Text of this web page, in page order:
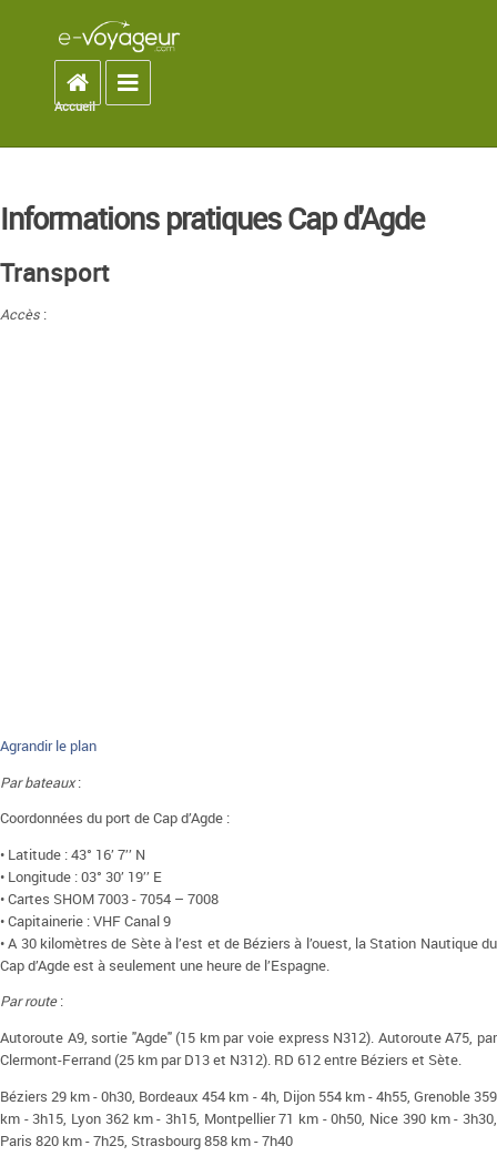
Accueil
Toggle navigation
Accueil
Informations pratiques Cap d'Agde
Transport
Accès :
Agrandir le plan
Par bateaux:
Coordonnées du port de Cap d’Agde :
• Latitude : 43° 16’ 7’’ N
• Longitude : 03° 30’ 19’’ E
• Cartes SHOM 7003 - 7054 – 7008
• Capitainerie : VHF Canal 9
• A 30 kilomètres de Sète à l’est et de Béziers à l’ouest, la Station Nautique du
Cap d’Agde est à seulement une heure de l’Espagne.
Par route:
Autoroute A9, sortie "Agde" (15 km par voie express N312). Autoroute A75, par
Clermont-Ferrand (25 km par D13 et N312). RD 612 entre Béziers et Sète.
Béziers 29 km - 0h30, Bordeaux 454 km - 4h, Dijon 554 km - 4h55, Grenoble 359
km - 3h15, Lyon 362 km - 3h15, Montpellier 71 km - 0h50, Nice 390 km - 3h30,
Paris 820 km - 7h25, Strasbourg 858 km - 7h40